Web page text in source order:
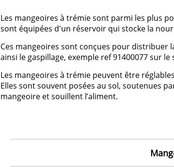
Les mangeoires à trémie sont parmi les plus
sont équipées d'un réservoir qui stocke la
Ces mangeoires sont conçues pour
ainsi le gaspillage, exemple ref 91400077 sur le
Les mangeoires à trémie peuvent être
Elles sont souvent posées au sol, soutenues
mangeoire et souillent l’aliment.